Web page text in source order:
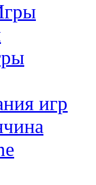
игр